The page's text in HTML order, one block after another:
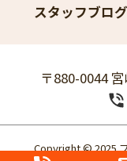
スタッフブログ
〒880-0044
Copyright © 2025